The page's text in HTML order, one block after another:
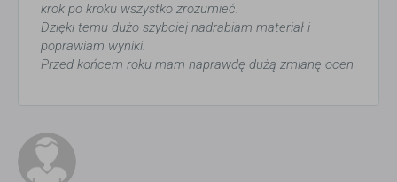
krok po kroku wszystko zrozumieć.
Dzięki temu dużo szybciej nadrabiam materiał i
poprawiam wyniki.
Przed końcem roku mam naprawdę dużą zmianę ocen